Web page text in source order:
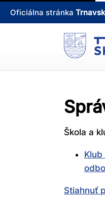
Oficiálna stránka
Škola a
Stiahnuť